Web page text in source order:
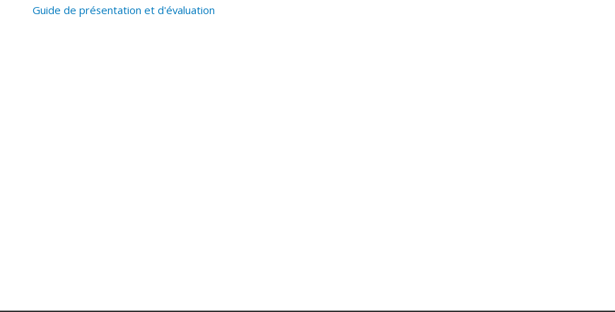
Guide de présentation et d'évaluation